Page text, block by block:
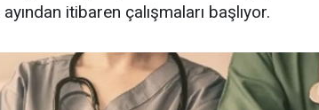
itibaren çalışmaları başlıyor.